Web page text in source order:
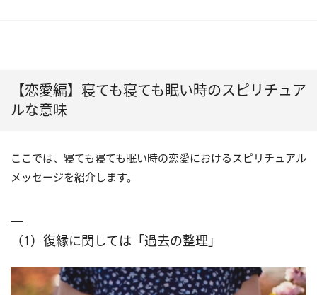
【恋愛編】寝ても寝ても眠い時のスピリチュア
ルな意味
ここでは、寝ても寝ても眠い時の恋愛におけるスピリチュアル
メッセージを紹介します。
（1）復縁に関しては「過去の整理」